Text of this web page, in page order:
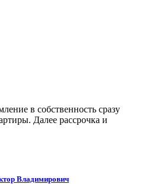
в собственность сразу
Далее рассрочка и
Владимирович